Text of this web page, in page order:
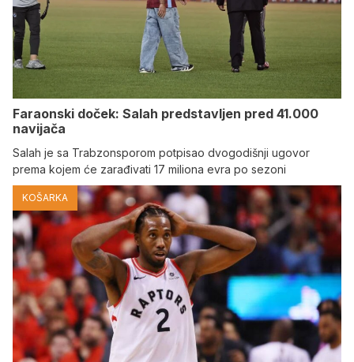
Faraonski doček: Salah predstavljen pred 41.000
navijača
Salah je sa Trabzonsporom potpisao dvogodišnji ugovor
prema kojem će zarađivati 17 miliona evra po sezoni
KOŠARKA